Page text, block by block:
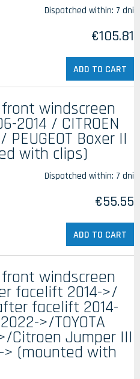
Dispatched within: 7 dni
€105.81
ADD TO CART
windscreen
2014 / CITROEN
Boxer II
with clips)
Dispatched within: 7 dni
€55.55
ADD TO CART
windscreen
facelift 2014->/
facelift 2014-
>/TOYOTA
Citroen Jumper III
(mounted with